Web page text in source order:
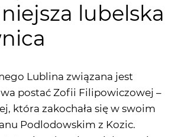
lubelska
Lublina związana jest
postać Zofii Filipowiczowej –
która zakochała się w swoim
Podlodowskim z Kozic.